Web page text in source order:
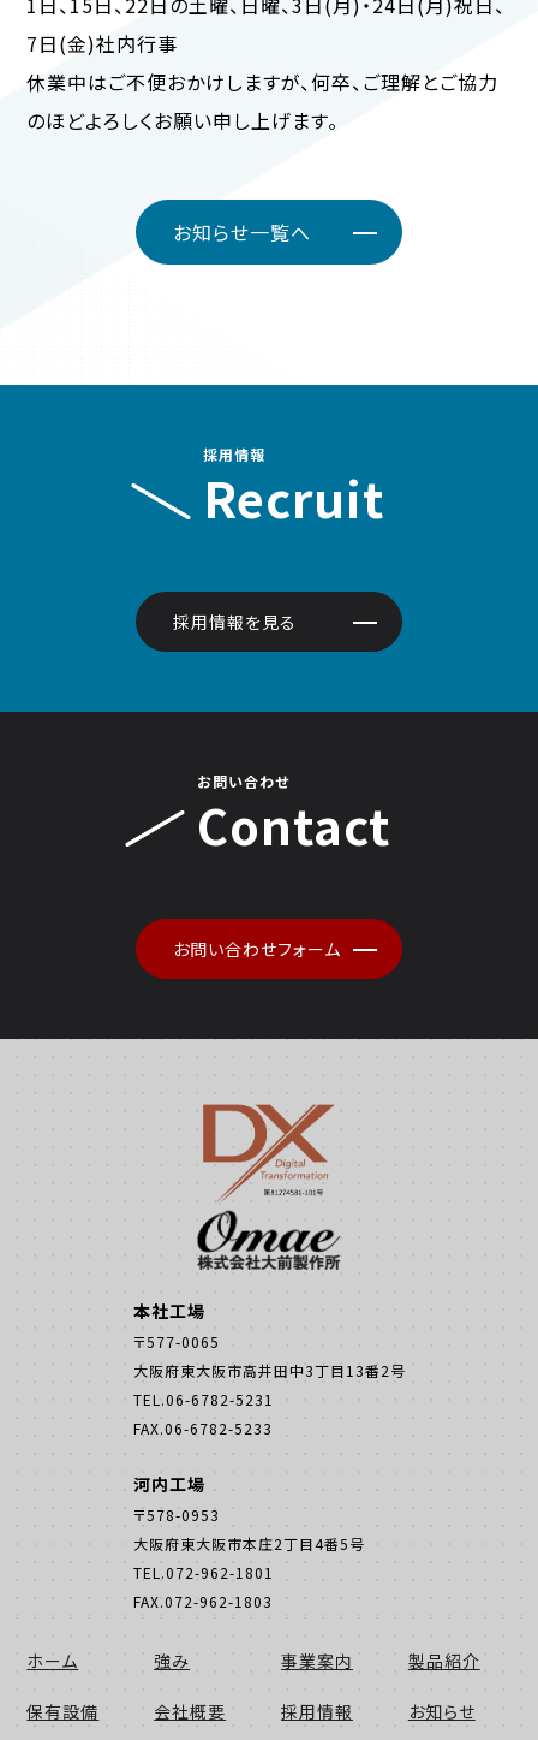
7日(金)社内行事
休業中はご不便おかけしますが、何卒、ご理解とご協力
のほどよろしくお願い申し上げます。
お知らせ一覧へ
採用情報
Recruit
採用情報を見る
お問い合わせ
Contact
お問い合わせフォーム
本社工場
〒577-0065
大阪府東大阪市高井田中3丁目13番2号
TEL.06-6782-5231
FAX.06-6782-5233
河内工場
〒578-0953
大阪府東大阪市本庄2丁目4番5号
TEL.072-962-1801
FAX.072-962-1803
ホーム 強み 事業案内 製品紹介
保有設備 会社概要 採用情報 お知らせ